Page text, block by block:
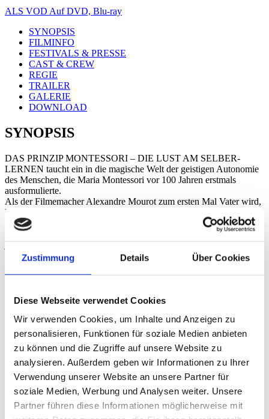
Zustimmung Details Über Cookies
Diese Webseite verwendet Cookies
Wir verwenden Cookies, um Inhalte und Anzeigen zu
personalisieren, Funktionen für soziale Medien anbieten
zu können und die Zugriffe auf unsere Website zu
analysieren. Außerdem geben wir Informationen zu Ihrer
Verwendung unserer Website an unsere Partner für
soziale Medien, Werbung und Analysen weiter. Unsere
Partner führen diese Informationen möglicherweise mit
ALS VOD Auf DVD, Blu-ray
SYNOPSIS
FILMINFO
FESTIVALS & PRESSE
CAST & CREW
REGIE
TRAILER
GALERIE
DOWNLOAD
SYNOPSIS
DAS PRINZIP MONTESSORI – DIE LUST AM SELBER-
LERNEN taucht ein in die magische Welt der geistigen Autonomie
des Menschen, die Maria Montessori vor 100 Jahren erstmals
ausformulierte.
Als der Filmemacher Alexandre Mourot zum ersten Mal Vater wird,
kommen eine ganze Menge neuer Fragen auf ihn zu. Sobald sie
laufen kann, möchte seine Tochter alles entdecken und vor allem –
auf eigene Faust und ohne Hilfe. Dabei gibt es allerlei Gefahren, die
jedem Erwachsenen den Angstschweiß auf die Stirn treiben: an der
Kante kann man stolpern, von der Leiter lässt es sich gut fallen oder
von der Treppe schön herunterpurzeln. Alexandre Mourot fragt sich,
was treibt meine Tochter eigentlich an und wie soll ich mich dazu
sind, wenn er sie einfach gewähren lässt und ihre eigenen Energien
interessieren. Ausgerüstet mit seiner Kamera besucht er Frankreichs
ältestes Montessori-Kinderhaus. Hier trifft er auf glückliche Kinder,
die die Vorteile ihrer Freiheit genießen und doch sehr diszipliniert
ihren „Aufgaben“ nachgehen. Ob lesen, Brot backen, rechnen
lernen, schlafen oder spielen – die Erzieher bleiben sehr diskret und
im Hintergrund. Es sind die Kinder, die dem Regisseur durch ihre
Entwicklung eine ganz eigene Dramaturgie vorgeben und so zu den
eigentlichen Erzählern ihrer Geschichte werden. Alexandre Mourots
Dokumentarfilm ist ein ehrlicher und intimer Einblick in die